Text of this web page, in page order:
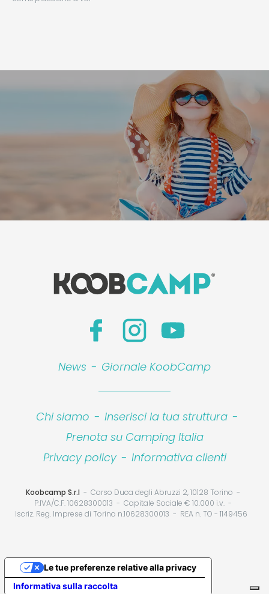
News - Giornale KoobCamp
Chi siamo - Inserisci la tua struttura -
Prenota su Camping Italia
Privacy policy - Informativa clienti
Koobcamp S.r.l
Corso Duca degli Abruzzi 2, 10128 Torino
P.IVA/C.F. 10628300013
Capitale Sociale € 10.000 i.v.
Iscriz. Reg. Imprese di Torino n.10628300013
REA n. TO - 1149456
Informativa sulla raccolta
Le tue preferenze relative alla privacy